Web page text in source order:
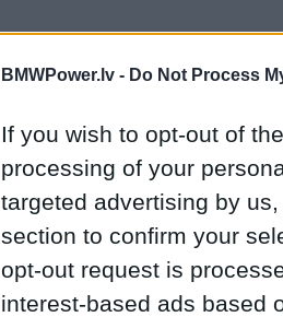
BMWPower.lv - Do Not Process
If you wish to opt-out of
processing of your
targeted advertising by
section to confirm your
opt-out request is
interest-based ads based